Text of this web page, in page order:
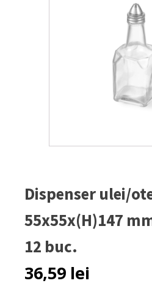
Dispenser ulei/
55x55x(H)147
12 buc.
36,59 lei